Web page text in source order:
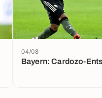
Bayern: Cardozo-
04/08